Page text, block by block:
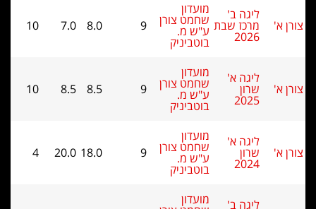
מרכז שבת
2026
מועדון
שחמט צורן
ע"ש מ.
בוטביניק
9
8.0
7.0
10
שרון
2025
מועדון
שחמט צורן
ע"ש מ.
בוטביניק
9
8.5
8.5
10
שרון
2024
מועדון
שחמט צורן
ע"ש מ.
בוטביניק
9
18.0
20.0
4
מועדון